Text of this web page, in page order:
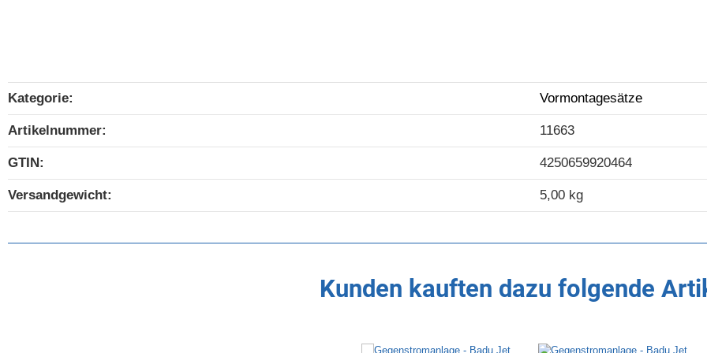
Produkteigenschaft
Wert
Kategorie: Vormontagesätze
Artikelnummer: 11663
GTIN: 4250659920464
Versandgewicht‍: 5,00 kg
Kunden kauften dazu folgende